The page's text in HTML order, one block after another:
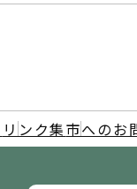
リンク集市へのお